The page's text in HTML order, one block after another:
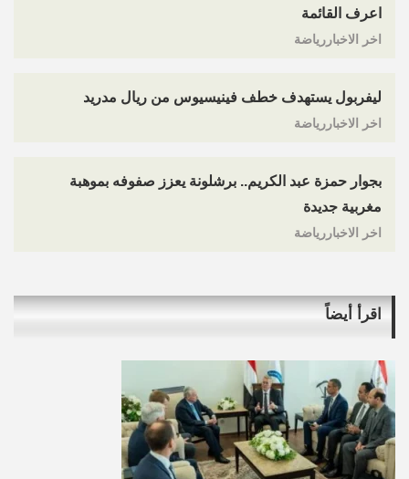
اعرف القائمة
اخر الاخباررياضة
ليفربول يستهدف خطف فينيسيوس من ريال مدريد
اخر الاخباررياضة
بجوار حمزة عبد الكريم.. برشلونة يعزز صفوفه بموهبة
مغربية جديدة
اخر الاخباررياضة
اقرأ أيضاً